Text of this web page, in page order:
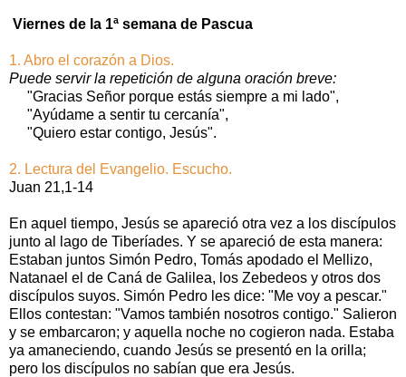
Viernes de la 1ª semana de Pascua
1. Abro el corazón a Dios.
Puede servir la repetición de alguna oración breve:
"Gracias Señor porque estás siempre a mi lado",
"Ayúdame a sentir tu cercanía",
"Quiero estar contigo, Jesús".
2. Lectura del Evangelio. Escucho.
Juan 21,1-14
En aquel tiempo, Jesús se apareció otra vez a los discípulos
junto al lago de Tiberíades. Y se apareció de esta manera:
Estaban juntos Simón Pedro, Tomás apodado el Mellizo,
Natanael el de Caná de Galilea, los Zebedeos y otros dos
discípulos suyos. Simón Pedro les dice: "Me voy a pescar."
Ellos contestan: "Vamos también nosotros contigo." Salieron
y se embarcaron; y aquella noche no cogieron nada. Estaba
ya amaneciendo, cuando Jesús se presentó en la orilla;
pero los discípulos no sabían que era Jesús.